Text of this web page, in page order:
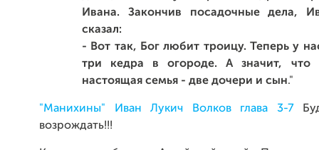
Ивана. Закончив посадочные дела,
сказал:
- Вот так, Бог любит троицу. Теперь у
три кедра в огороде. А значит, что
настоящая семья - две дочери и сын."
"Манихины" Иван Лукич Волков глава 3-7
возрождать!!!